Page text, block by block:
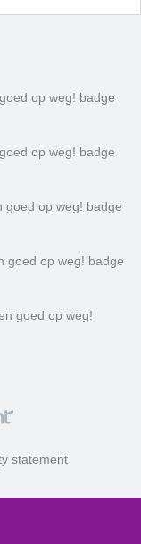
op weg! badge
op weg! badge
goed op weg! badge
goed op weg! badge
goed op weg!
statement